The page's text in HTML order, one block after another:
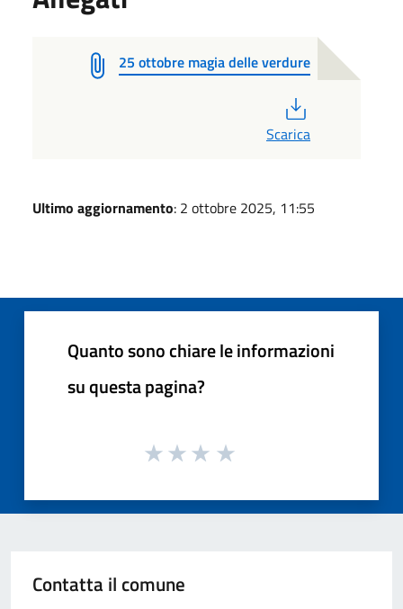
25 ottobre magia delle verdure
Scarica
Ultimo aggiornamento: 2 ottobre 2025, 11:55
Quanto sono chiare le informazioni
su questa pagina?
Contatta il comune